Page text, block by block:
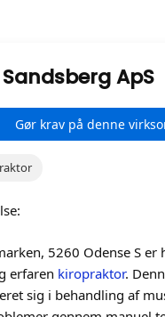
ApS
Gør krav på denne
5260 Odense S er
erfaren kiropraktor.
sig i behandling af